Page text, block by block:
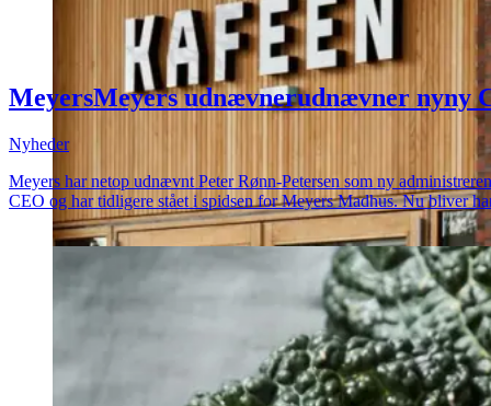
MeyersMeyers udnævnerudnævner nyny
Nyheder
Meyers har netop udnævnt Peter Rønn-Petersen som ny
CEO og har tidligere stået i spidsen for Meyers Madhus. Nu bliver